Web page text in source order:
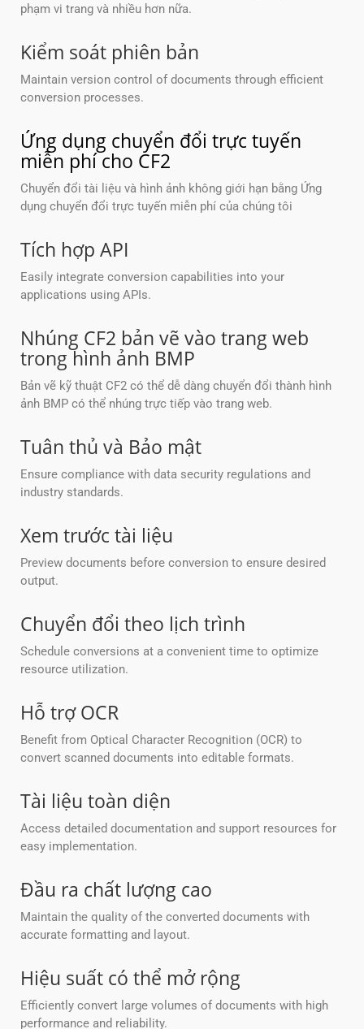
phạm vi trang và nhiều hơn nữa.
Kiểm soát phiên bản
Maintain version control of documents through efficient
conversion processes.
Ứng dụng chuyển đổi trực tuyến
miễn phí cho CF2
Chuyển đổi tài liệu và hình ảnh không giới hạn bằng Ứng
dụng chuyển đổi trực tuyến miễn phí của chúng tôi
Tích hợp API
Easily integrate conversion capabilities into your
applications using APIs.
Nhúng CF2 bản vẽ vào trang web
trong hình ảnh BMP
Bản vẽ kỹ thuật CF2 có thể dễ dàng chuyển đổi thành hình
ảnh BMP có thể nhúng trực tiếp vào trang web.
Tuân thủ và Bảo mật
Ensure compliance with data security regulations and
industry standards.
Xem trước tài liệu
Preview documents before conversion to ensure desired
output.
Chuyển đổi theo lịch trình
Schedule conversions at a convenient time to optimize
resource utilization.
Hỗ trợ OCR
Benefit from Optical Character Recognition (OCR) to
convert scanned documents into editable formats.
Tài liệu toàn diện
Access detailed documentation and support resources for
easy implementation.
Đầu ra chất lượng cao
Maintain the quality of the converted documents with
accurate formatting and layout.
Hiệu suất có thể mở rộng
Efficiently convert large volumes of documents with high
performance and reliability.